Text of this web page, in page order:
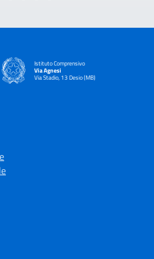
Istituto Comprensivo
Via Agnesi
Via Stadio, 13 Desio (MB)